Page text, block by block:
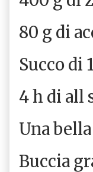
80 g di
Succo di
4 h di all
Una
Buccia